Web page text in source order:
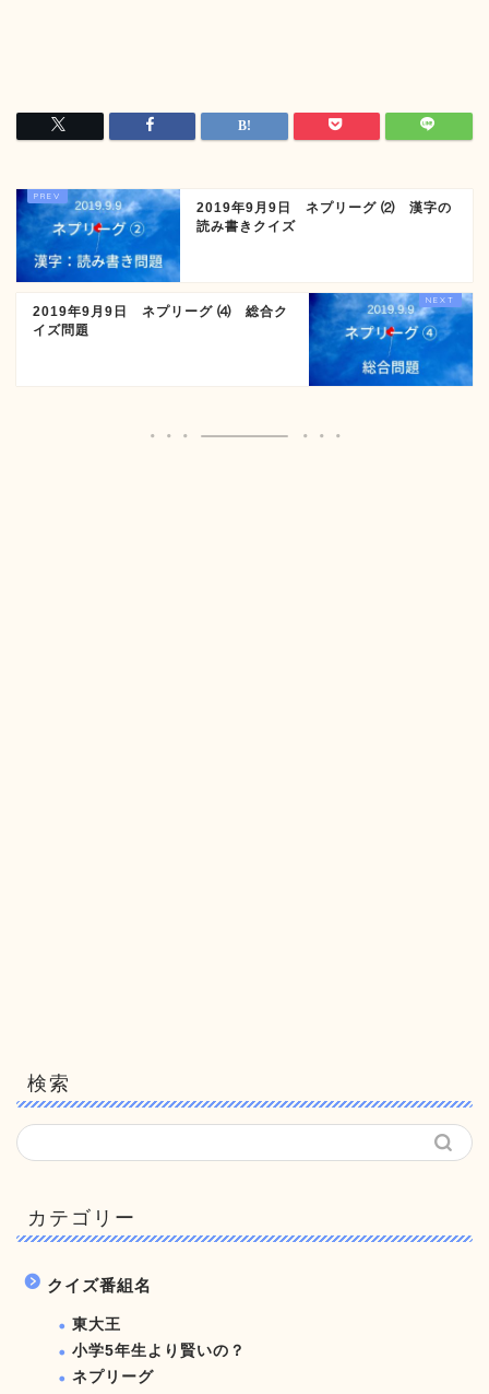
2019年9月9日 ネプリーグ ⑵ 漢字の
読み書きクイズ
2019年9月9日 ネプリーグ ⑷ 総合ク
イズ問題
検索
カテゴリー
クイズ番組名
東大王
小学5年生より賢いの？
ネプリーグ